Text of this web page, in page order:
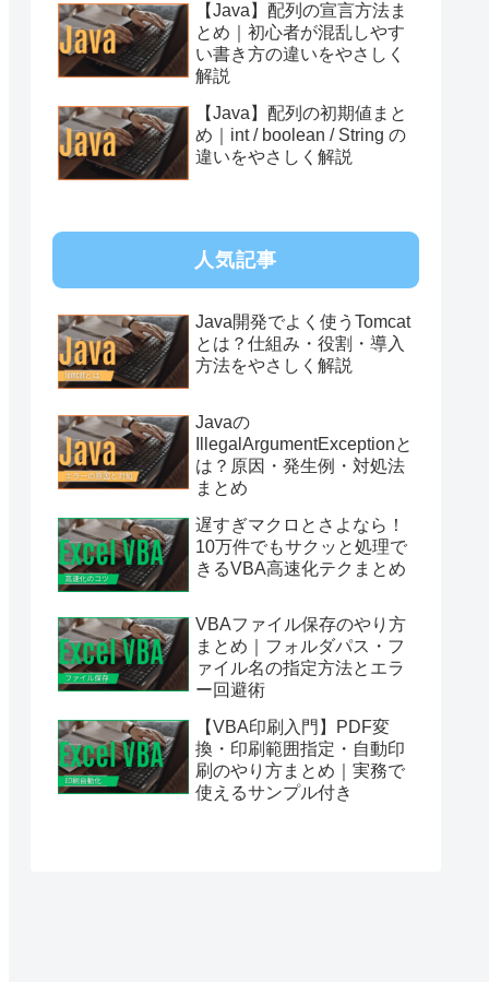
【Java】配列の宣言方法ま
とめ｜初心者が混乱しやす
い書き方の違いをやさしく
解説
【Java】配列の初期値まと
め｜int / boolean / String の
違いをやさしく解説
人気記事
Java開発でよく使うTomcat
とは？仕組み・役割・導入
方法をやさしく解説
Javaの
IllegalArgumentExceptionと
は？原因・発生例・対処法
まとめ
遅すぎマクロとさよなら！
10万件でもサクッと処理で
きるVBA高速化テクまとめ
VBAファイル保存のやり方
まとめ｜フォルダパス・フ
ァイル名の指定方法とエラ
ー回避術
【VBA印刷入門】PDF変
換・印刷範囲指定・自動印
刷のやり方まとめ｜実務で
使えるサンプル付き